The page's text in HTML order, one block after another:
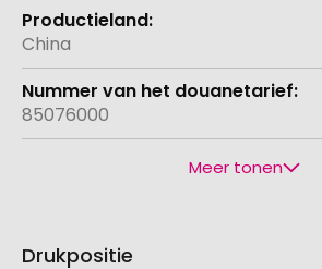
China
85076000
Meer tonen
Drukpositie